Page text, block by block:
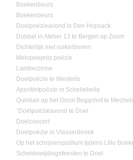
Boekenbeurs
Boekenbeurs
Doelpoëzieavond in Den Hopsack
Dubbel in Atelier 13 te Bergen op Zoom
Dichterlijk met suikerbonen
Melopeeprijs poëzie
Lamberzinne
Doelpoëzie te Westerlo
Aperitiefpoëzie in Schellebelle
Quirilian op het Groot Begijnhof te
¨Doelpoëzieavond te Doel
Doelconcert
Doelpoëzie in Vlassenbroek
Op het schrijverspodium tijdens Lillo
Scheldewijdingsfeesten te Doel